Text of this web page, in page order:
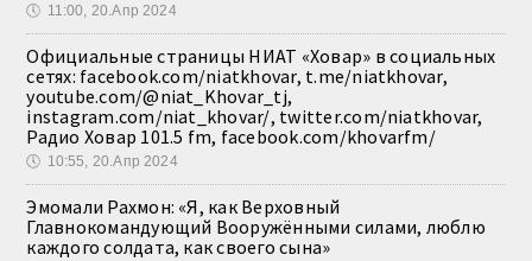
🕔 11:00, 20.Апр 2024
Официальные страницы НИАТ «Ховар» в социальных
сетях: facebook.com/niatkhovar, t.me/niatkhovar,
youtube.com/@niat_Khovar_tj,
instagram.com/niat_khovar/, twitter.com/niatkhovar,
Радио Ховар 101.5 fm, facebook.com/khovarfm/
🕔 10:55, 20.Апр 2024
Эмомали Рахмон: «Я, как Верховный
Главнокомандующий Вооружёнными силами, люблю
каждого солдата, как своего сына»